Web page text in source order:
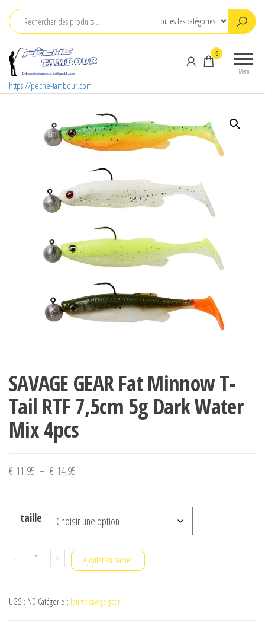
Aller
https://peche-tambour.com
Menu
0
SAVAGE GEAR Fat Minnow T-
Tail RTF 7,5cm 5g Dark Water
Mix 4pcs
€ 11,95 – € 14,95
prix :
€ 11,95
à
€ 14,95
taille
-
quantité
GEAR
+ Ajouter au panier
UGS : ND Catégorie : leurre savage gear